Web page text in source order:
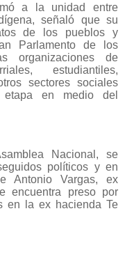
a la unidad entre
señaló que su
de los pueblos y
Parlamento de los
organizaciones de
estudiantiles,
sectores sociales
en medio del
Nacional, se
políticos y en
Antonio Vargas, ex
encuentra preso por
en la ex hacienda Te